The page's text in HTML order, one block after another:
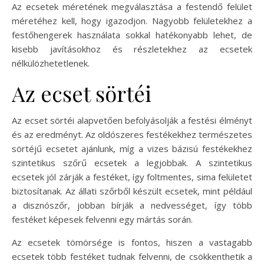
Az ecsetek méretének megválasztása a festendő felület
méretéhez kell, hogy igazodjon. Nagyobb felületekhez a
festőhengerek használata sokkal hatékonyabb lehet, de
kisebb javításokhoz és részletekhez az ecsetek
nélkülözhetetlenek.
Az ecset sörtéi
Az ecset sörtéi alapvetően befolyásolják a festési élményt
és az eredményt. Az oldószeres festékekhez természetes
sörtéjű ecsetet ajánlunk, míg a vizes bázisú festékekhez
szintetikus szőrű ecsetek a legjobbak. A szintetikus
ecsetek jól zárják a festéket, így foltmentes, sima felületet
biztosítanak. Az állati szőrből készült ecsetek, mint például
a disznószőr, jobban bírják a nedvességet, így több
festéket képesek felvenni egy mártás során.
Az ecsetek tömörsége is fontos, hiszen a vastagabb
ecsetek több festéket tudnak felvenni, de csökkenthetik a